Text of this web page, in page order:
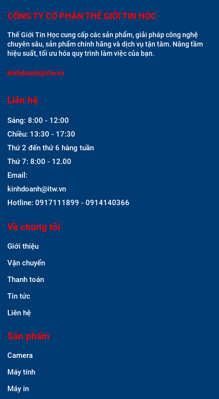
CÔNG TY CỔ PHẦN THẾ GIỚI TIN HỌC
Thế Giới Tin Học cung cấp các sản phẩm, giải pháp công nghệ
chuyên sâu, sản phẩm chính hãng và dịch vụ tận tâm. Nâng tầm
hiệu suất, tối ưu hóa quy trình làm việc của bạn.
kinhdoanh@itw.vn
Liên hệ
Sáng: 8:00 - 12:00
Chiều: 13:30 - 17:30
Thứ 2 đến thứ 6 hàng tuần
Thứ 7: 8:00 - 12.00
Email:
kinhdoanh@itw.vn
Hotline: 0917111899 - 0914140366
Về chúng tôi
Giới thiệu
Vận chuyển
Thanh toán
Tin tức
Liên hệ
Sản phẩm
Camera
Máy tính
Máy in